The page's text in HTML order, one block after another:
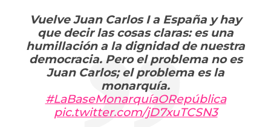
Vuelve Juan Carlos I a España y hay
que decir las cosas claras: es una
humillación a la dignidad de nuestra
democracia. Pero el problema no es
Juan Carlos; el problema es la
monarquía.
#LaBaseMonarquíaORepública
pic.twitter.com/jD7xuTCSN3